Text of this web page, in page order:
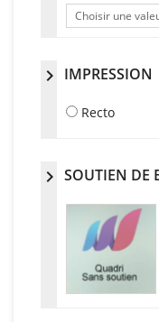
Choisir une
chevron_right IMPRESSION
Recto
chevron_right SOUTIEN DE